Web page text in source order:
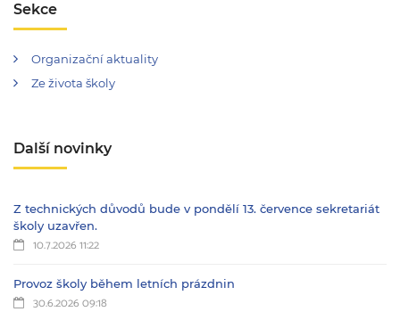
Sekce
Organizační aktuality
Ze života školy
Další novinky
Z technických důvodů bude v pondělí 13. července sekretariát
školy uzavřen.
10.7.2026 11:22
Provoz školy během letních prázdnin
30.6.2026 09:18